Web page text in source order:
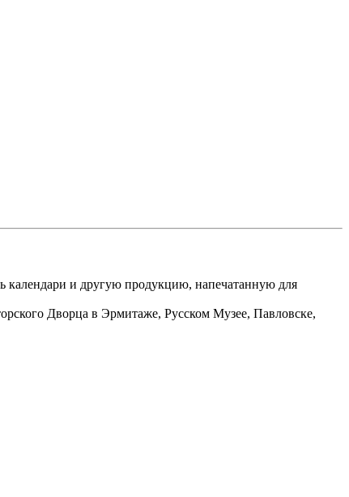
календари и другую продукцию, напечатанную для
Дворца в Эрмитаже, Русском Музее, Павловске,